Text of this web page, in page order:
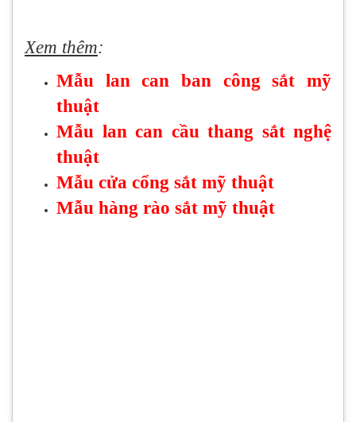
Xem thêm:
Mẫu lan can ban công sắt mỹ
thuật
Mẫu lan can cầu thang sắt nghệ
thuật
Mẫu cửa cổng sắt mỹ thuật
Mẫu hàng rào sắt mỹ thuật